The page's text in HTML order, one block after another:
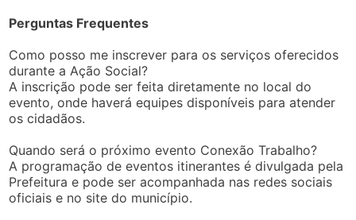
Perguntas Frequentes
Como posso me inscrever para os serviços oferecidos
durante a Ação Social?
A inscrição pode ser feita diretamente no local do
evento, onde haverá equipes disponíveis para atender
os cidadãos.
Quando será o próximo evento Conexão Trabalho?
A programação de eventos itinerantes é divulgada pela
Prefeitura e pode ser acompanhada nas redes sociais
oficiais e no site do município.